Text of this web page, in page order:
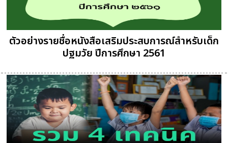
ตัวอย่างรายชื่อหนังสือเสริมประสบการณ์สำหรับเด็ก
ปฐมวัย ปีการศึกษา 2561